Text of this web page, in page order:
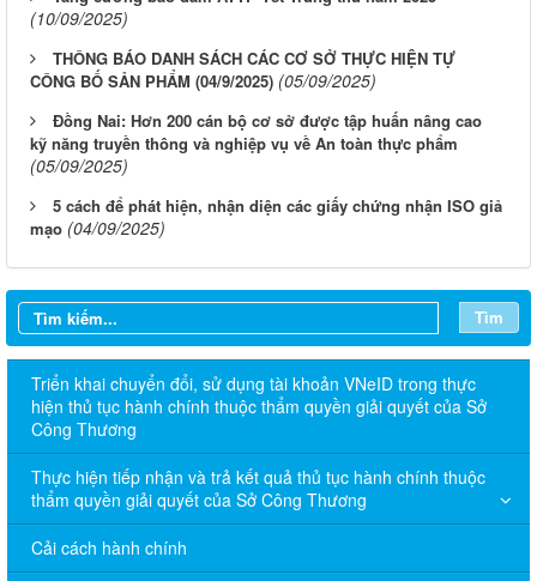
(10/09/2025)
THÔNG BÁO DANH SÁCH CÁC CƠ SỞ THỰC HIỆN TỰ
CÔNG BỐ SẢN PHẨM (04/9/2025) (05/09/2025)
Đồng Nai: Hơn 200 cán bộ cơ sở được tập huấn nâng cao
kỹ năng truyền thông và nghiệp vụ về An toàn thực phẩm
(05/09/2025)
5 cách để phát hiện, nhận diện các giấy chứng nhận ISO giả
mạo (04/09/2025)
Tìm
Triển khai chuyển đổi, sử dụng tài khoản VNeID trong thực
hiện thủ tục hành chính thuộc thẩm quyền giải quyết của Sở
Công Thương
Thực hiện tiếp nhận và trả kết quả thủ tục hành chính thuộc
thẩm quyền giải quyết của Sở Công Thương
Cải cách hành chính